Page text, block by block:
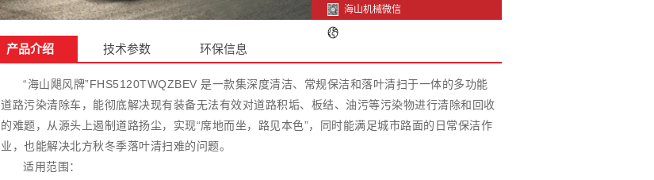
海山机械微信
产品介绍 技术参数 环保信息
“海山飓风牌”FHS5120TWQZBEV 是一款集深度清洁、常规保洁和落叶清扫于一体的多功能
道路污染清除车，能彻底解决现有装备无法有效对道路积垢、板结、油污等污染物进行清除和回收
的难题，从源头上遏制道路扬尘，实现“席地而坐，路见本色”，同时能满足城市路面的日常保洁作
业，也能解决北方秋冬季落叶清扫难的问题。
适用范围：